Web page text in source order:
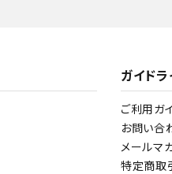
ガイドラ
ご利用ガ
お問い合
メールマ
特定商取